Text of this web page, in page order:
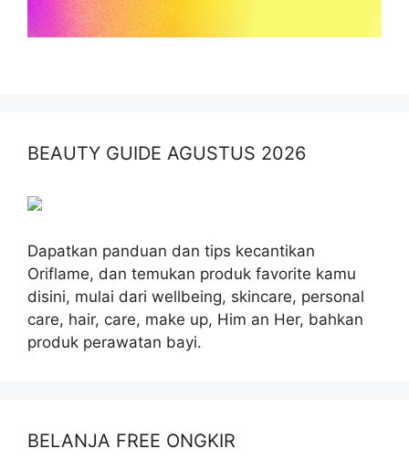
BEAUTY GUIDE AGUSTUS 2026
Dapatkan panduan dan tips kecantikan
Oriflame, dan temukan produk favorite kamu
disini, mulai dari wellbeing, skincare, personal
care, hair, care, make up, Him an Her, bahkan
produk perawatan bayi.
BELANJA FREE ONGKIR